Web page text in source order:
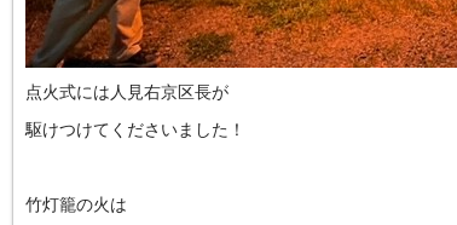
点火式には人見右京区長が
駆けつけてくださいました！
竹灯籠の火は